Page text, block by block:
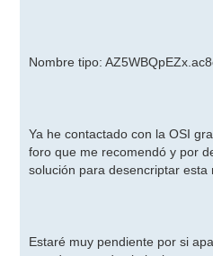
Nombre tipo:
Ya he contactado con la OSI
foro que me recomendó y por
solución para desencriptar esta
Estaré muy pendiente por si